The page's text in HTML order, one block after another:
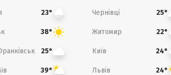
23° Чернівці 25°
38° Житомир 22°
25° Київ 24°
39° Львів 24°